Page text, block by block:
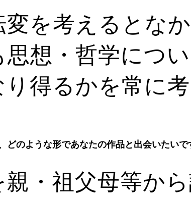
を考えるとな
想・哲学につ
得るかを常に考
どのような形であなたの作品と出会いたいで
・祖父母等か